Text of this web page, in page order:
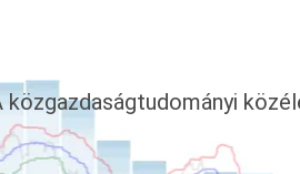
közgazdaságtudományi